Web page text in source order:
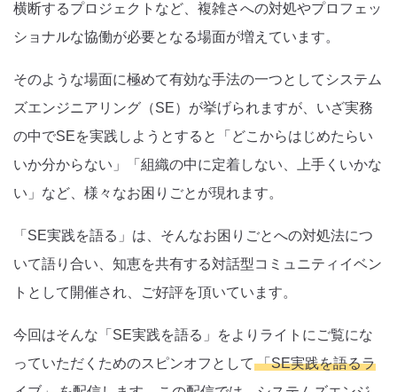
横断するプロジェクトなど、複雑さへの対処やプロフェッ
ショナルな協働が必要となる場面が増えています。
そのような場面に極めて有効な手法の一つとしてシステム
ズエンジニアリング（SE）が挙げられますが、いざ実務
の中でSEを実践しようとすると「どこからはじめたらい
いか分からない」「組織の中に定着しない、上手くいかな
い」など、様々なお困りごとが現れます。
「SE実践を語る」は、そんなお困りごとへの対処法につ
いて語り合い、知恵を共有する対話型コミュニティイベン
トとして開催され、ご好評を頂いています。
今回はそんな「SE実践を語る」をよりライトにご覧にな
っていただくためのスピンオフとして 「SE実践を語るラ